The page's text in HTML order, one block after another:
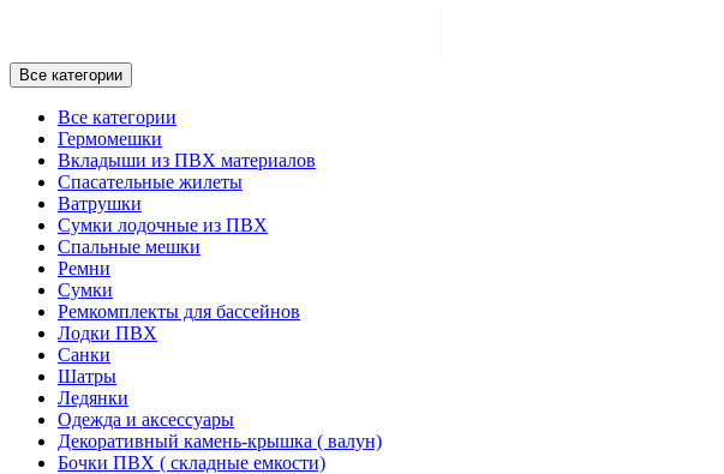
Все категории
Все категории
Гермомешки
Вкладыши из ПВХ материалов
Спасательные жилеты
Ватрушки
Сумки лодочные из ПВХ
Спальные мешки
Ремни
Сумки
Ремкомплекты для бассейнов
Лодки ПВХ
Санки
Шатры
Ледянки
Одежда и аксессуары
Декоративный камень-крышка ( валун)
Бочки ПВХ ( складные емкости)